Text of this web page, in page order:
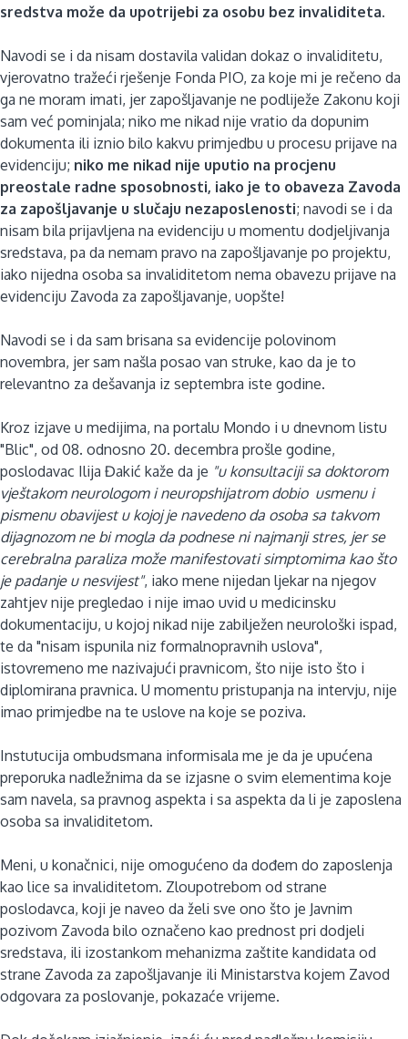
sredstva može da upotrijebi za osobu bez invaliditeta.
Navodi se i da nisam dostavila validan dokaz o invaliditetu,
vjerovatno tražeći rješenje Fonda PIO, za koje mi je rečeno da
ga ne moram imati, jer zapošljavanje ne podliježe Zakonu koji
sam već pominjala; niko me nikad nije vratio da dopunim
dokumenta ili iznio bilo kakvu primjedbu u procesu prijave na
evidenciju; niko me nikad nije uputio na procjenu
preostale radne sposobnosti, iako je to obaveza Zavoda
za zapošljavanje u slučaju nezaposlenosti; navodi se i da
nisam bila prijavljena na evidenciju u momentu dodjeljivanja
sredstava, pa da nemam pravo na zapošljavanje po projektu,
iako nijedna osoba sa invaliditetom nema obavezu prijave na
evidenciju Zavoda za zapošljavanje, uopšte!
Navodi se i da sam brisana sa evidencije polovinom
novembra, jer sam našla posao van struke, kao da je to
relevantno za dešavanja iz septembra iste godine.
Kroz izjave u medijima, na portalu Mondo i u dnevnom listu
"Blic", od 08. odnosno 20. decembra prošle godine,
poslodavac Ilija Đakić kaže da je "u konsultaciji sa doktorom
vještakom neurologom i neuropshijatrom dobio usmenu i
pismenu obavijest u kojoj je navedeno da osoba sa takvom
dijagnozom ne bi mogla da podnese ni najmanji stres, jer se
cerebralna paraliza može manifestovati simptomima kao što
je padanje u nesvijest", iako mene nijedan ljekar na njegov
zahtjev nije pregledao i nije imao uvid u medicinsku
dokumentaciju, u kojoj nikad nije zabilježen neurološki ispad,
te da "nisam ispunila niz formalnopravnih uslova",
istovremeno me nazivajući pravnicom, što nije isto što i
diplomirana pravnica. U momentu pristupanja na intervju, nije
imao primjedbe na te uslove na koje se poziva.
Instutucija ombudsmana informisala me je da je upućena
preporuka nadležnima da se izjasne o svim elementima koje
sam navela, sa pravnog aspekta i sa aspekta da li je zaposlena
osoba sa invaliditetom.
Meni, u konačnici, nije omogućeno da dođem do zaposlenja
kao lice sa invaliditetom. Zloupotrebom od strane
poslodavca, koji je naveo da želi sve ono što je Javnim
pozivom Zavoda bilo označeno kao prednost pri dodjeli
sredstava, ili izostankom mehanizma zaštite kandidata od
strane Zavoda za zapošljavanje ili Ministarstva kojem Zavod
odgovara za poslovanje, pokazaće vrijeme.